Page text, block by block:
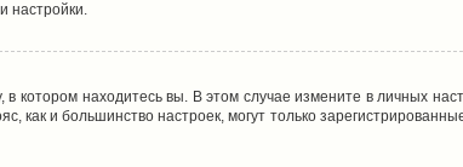
настройки.
котором находитесь вы. В этом случае измените в личных
как и большинство настроек, могут только